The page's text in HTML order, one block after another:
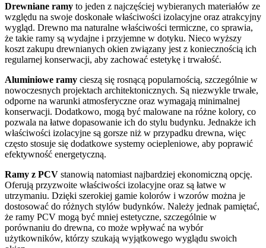
Drewniane ramy to jeden z najczęściej wybieranych materiałów ze
względu na swoje doskonałe właściwości izolacyjne oraz atrakcyjny
wygląd. Drewno ma naturalne właściwości termiczne, co sprawia,
że takie ramy są wydajne i przyjemne w dotyku. Nieco wyższy
koszt zakupu drewnianych okien związany jest z koniecznością ich
regularnej konserwacji, aby zachować estetykę i trwałość.
Aluminiowe ramy cieszą się rosnącą popularnością, szczególnie w
nowoczesnych projektach architektonicznych. Są niezwykle trwałe,
odporne na warunki atmosferyczne oraz wymagają minimalnej
konserwacji. Dodatkowo, mogą być malowane na różne kolory, co
pozwala na łatwe dopasowanie ich do stylu budynku. Jednakże ich
właściwości izolacyjne są gorsze niż w przypadku drewna, więc
często stosuje się dodatkowe systemy ociepleniowe, aby poprawić
efektywność energetyczną.
Ramy z PCV stanowią natomiast najbardziej ekonomiczną opcję.
Oferują przyzwoite właściwości izolacyjne oraz są łatwe w
utrzymaniu. Dzięki szerokiej gamie kolorów i wzorów można je
dostosować do różnych stylów budynków. Należy jednak pamiętać,
że ramy PCV mogą być mniej estetyczne, szczególnie w
porównaniu do drewna, co może wpływać na wybór
użytkowników, którzy szukają wyjątkowego wyglądu swoich